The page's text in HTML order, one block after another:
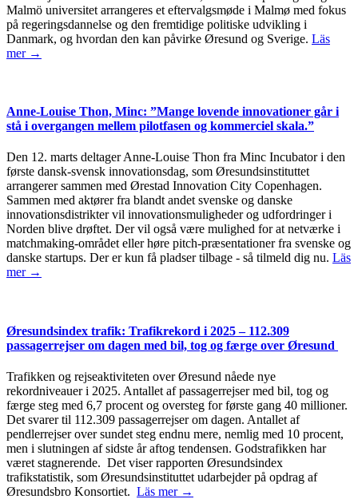
Malmö universitet arrangeres et eftervalgsmøde i Malmø med fokus
på regeringsdannelse og den fremtidige politiske udvikling i
Danmark, og hvordan den kan påvirke Øresund og Sverige. Läs
mer →
Anne-Louise Thon, Minc: ”Mange lovende innovationer går i
stå i overgangen mellem pilotfasen og kommerciel skala.”
Den 12. marts deltager Anne-Louise Thon fra Minc Incubator i den
første dansk-svensk innovationsdag, som Øresundsinstituttet
arrangerer sammen med Ørestad Innovation City Copenhagen.
Sammen med aktører fra blandt andet svenske og danske
innovationsdistrikter vil innovationsmuligheder og udfordringer i
Norden blive drøftet. Der vil også være mulighed for at netværke i
matchmaking-området eller høre pitch-præsentationer fra svenske og
danske startups. Der er kun få pladser tilbage - så tilmeld dig nu. Läs
mer →
Øresundsindex trafik: Trafikrekord i 2025 – 112.309
passagerrejser om dagen med bil, tog og færge over Øresund
Trafikken og rejseaktiviteten over Øresund nåede nye
rekordniveauer i 2025. Antallet af passagerrejser med bil, tog og
færge steg med 6,7 procent og oversteg for første gang 40 millioner.
Det svarer til 112.309 passagerrejser om dagen. Antallet af
pendlerrejser over sundet steg endnu mere, nemlig med 10 procent,
men i slutningen af sidste år aftog tendensen. Godstrafikken har
været stagnerende. Det viser rapporten Øresundsindex
trafikstatistik, som Øresundsinstituttet udarbejder på opdrag af
Øresundsbro Konsortiet. Läs mer →